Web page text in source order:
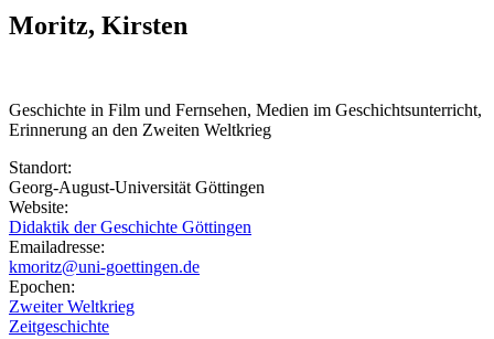
Moritz, Kirsten
Geschichte in Film und Fernsehen, Medien im Geschichtsunterricht,
Erinnerung an den Zweiten Weltkrieg
Standort:
Georg-August-Universität Göttingen
Website:
Didaktik der Geschichte Göttingen
Emailadresse:
kmoritz@uni-goettingen.de
Epochen:
Zweiter Weltkrieg
Zeitgeschichte